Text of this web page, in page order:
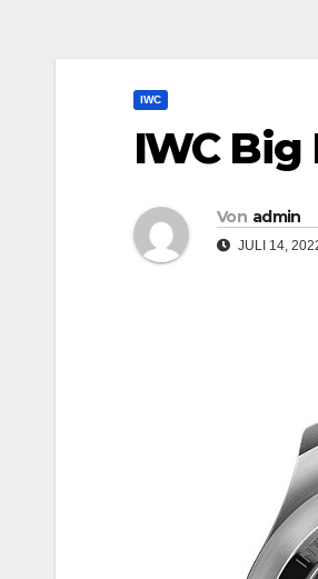
IWC
IWC Big
Von admin
JULI 14,